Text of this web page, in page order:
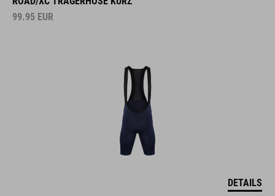
99.95 EUR
DETAILS